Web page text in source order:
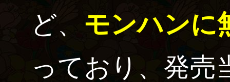
ど、 モンハンに
っており、発売